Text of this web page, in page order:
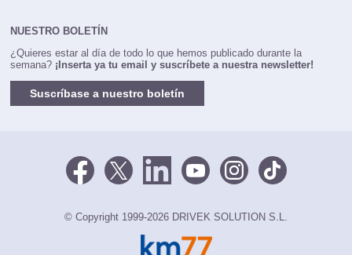
NUESTRO BOLETÍN
¿Quieres estar al día de todo lo que hemos publicado durante la
semana? ¡Inserta ya tu email y suscríbete a nuestra newsletter!
Suscríbase a nuestro boletín
© Copyright 1999-2026 DRIVEK SOLUTION S.L.